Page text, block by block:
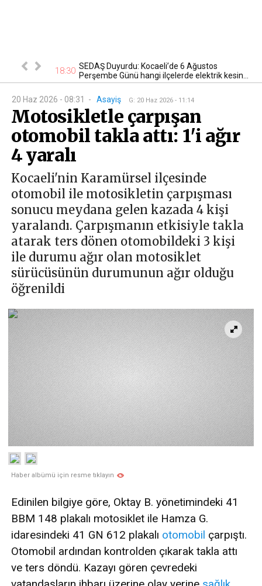
kontrol 18:30 SEDAŞ Duyurdu: Kocaeli’de 6 Ağustos
Perşembe Günü hangi ilçelerde elektrik kesin...
20 Haz 2026 - 08:31 - Asayiş G: 20 Haz 2026 - 11:14
Motosikletle çarpışan
otomobil takla attı: 1'i ağır
4 yaralı
Kocaeli'nin Karamürsel ilçesinde
otomobil ile motosikletin çarpışması
sonucu meydana gelen kazada 4 kişi
yaralandı. Çarpışmanın etkisiyle takla
atarak ters dönen otomobildeki 3 kişi
ile durumu ağır olan motosiklet
sürücüsünün durumunun ağır olduğu
öğrenildi
Haber albümü için resme tıklayın
Edinilen bilgiye göre, Oktay B. yönetimindeki 41
BBM 148 plakalı motosiklet ile Hamza G.
idaresindeki 41 GN 612 plakalı otomobil çarpıştı.
Otomobil ardından kontrolden çıkarak takla attı
ve ters döndü. Kazayı gören çevredeki